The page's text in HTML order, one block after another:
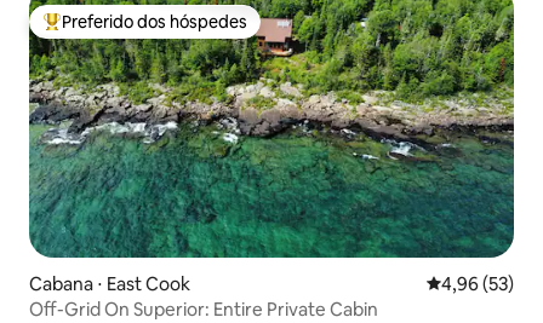
Entre os melhores preferidos dos hóspedes
Preferido dos hóspedes
Cabana ⋅ East Cook 4,96 de uma
4,96 (53)
Off-Grid On Superior: Entire Private Cabin